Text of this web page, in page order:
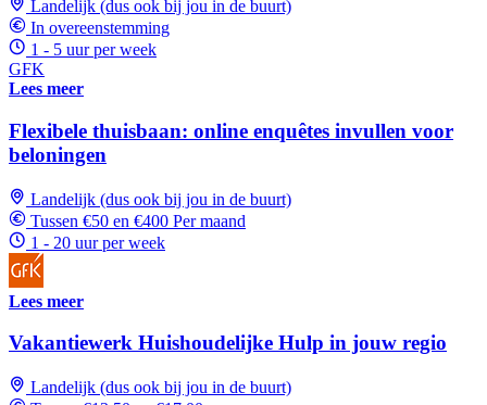
Landelijk (dus ook bij jou in de buurt)
In overeenstemming
1 - 5 uur per week
GFK
Lees meer
Flexibele thuisbaan: online enquêtes invullen voor
beloningen
Landelijk (dus ook bij jou in de buurt)
Tussen €50 en €400 Per maand
1 - 20 uur per week
Lees meer
Vakantiewerk Huishoudelijke Hulp in jouw regio
Landelijk (dus ook bij jou in de buurt)